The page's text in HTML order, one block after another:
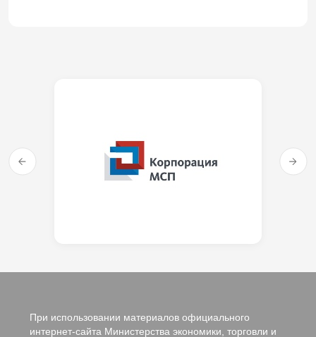
При использовании материалов официального
интернет-сайта Министерства экономики, торговли и